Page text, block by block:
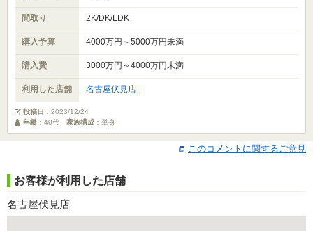
間取り 2K/DK/LDK
購入予算 4000万円～5000万円未満
購入費 3000万円～4000万円未満
利用した店舗 名古屋伏見店
投稿日 ： 2023/12/24
年齢 ：40代 家族構成 ：単身
このコメントに関するご意見
お客様が利用した店舗
名古屋伏見店